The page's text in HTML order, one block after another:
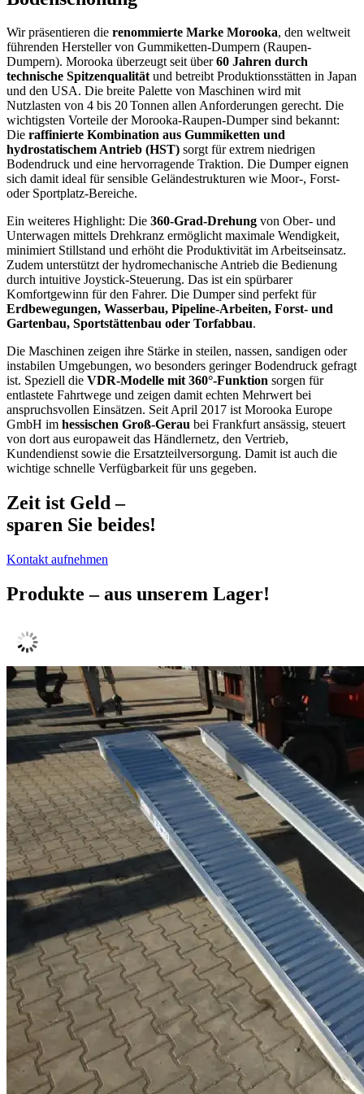
Wir präsentieren die renommierte Marke Morooka, den weltweit
führenden Hersteller von Gummiketten-Dumpern (Raupen-
Dumpern). Morooka überzeugt seit über60 Jahren durch
technische Spitzenqualitätund betreibt Produktionsstätten in Japan
und den USA. Die breite Palette von Maschinen wird mit
Nutzlasten von 4 bis 20 Tonnen allen Anforderungen gerecht. Die
wichtigsten Vorteile der Morooka-Raupen-Dumper sind bekannt:
Die raffinierte Kombination aus Gummiketten und
hydrostatischem Antrieb (HST) sorgt für extrem niedrigen
Bodendruck und eine hervorragende Traktion. Die Dumper eignen
sich damit ideal für sensible Geländestrukturen wie Moor-, Forst-
oder Sportplatz-Bereiche.
Ein weiteres Highlight: Die 360‑Grad-Drehung von Ober- und
Unterwagen mittels Drehkranz ermöglicht maximale Wendigkeit,
minimiert Stillstand und erhöht die Produktivität im Arbeitseinsatz.
Zudem unterstützt der hydromechanische Antrieb die Bedienung
durch intuitive Joystick-Steuerung. Das ist ein spürbarer
Komfortgewinn für den Fahrer. Die Dumper sind perfekt für
Erdbewegungen, Wasserbau, Pipeline-Arbeiten, Forst- und
Gartenbau, Sportstättenbau oder Torfabbau.
Die Maschinen zeigen ihre Stärke in steilen, nassen, sandigen oder
instabilen Umgebungen, wo besonders geringer Bodendruck gefragt
ist. Speziell die VDR-Modelle mit 360°-Funktion sorgen für
entlastete Fahrtwege und zeigen damit echten Mehrwert bei
anspruchsvollen Einsätzen. Seit April 2017 ist Morooka Europe
GmbH im hessischen Groß-Gerau bei Frankfurt ansässig, steuert
von dort aus europaweit das Händlernetz, den Vertrieb,
Kundendienst sowie die Ersatzteilversorgung. Damit ist auch die
wichtige schnelle Verfügbarkeit für uns gegeben.
Zeit ist Geld –
sparen Sie beides!
Kontakt aufnehmen
Produkte – aus unserem Lager!